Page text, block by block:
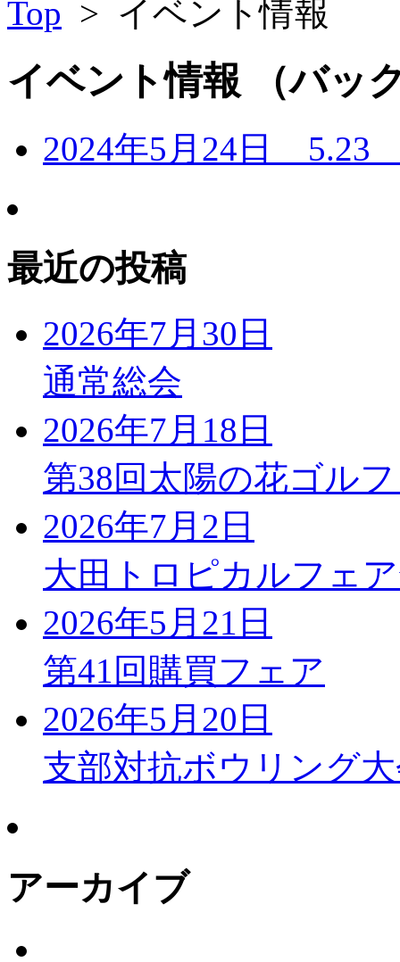
Top > イベント情報
イベント情報 （バッ
2024年5月24日 5.23
最近の投稿
2026年7月30日
通常総会
2026年7月18日
第38回太陽の花ゴル
2026年7月2日
大田トロピカルフェ
2026年5月21日
第41回購買フェア
2026年5月20日
支部対抗ボウリング
アーカイブ